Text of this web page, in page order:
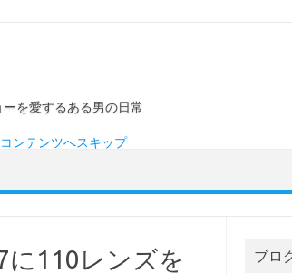
を愛するある男の日常
コンテンツへスキップ
に110レンズを
ブロ